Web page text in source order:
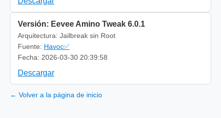
Versión: Eevee Amino Tweak 6.0.1
Arquitectura: Jailbreak sin Root
Fuente: Havoc✅
Fecha: 2026-03-30 20:39:58
Descargar
← Volver a la página de inicio